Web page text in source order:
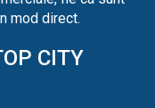
mod direct.
CITY